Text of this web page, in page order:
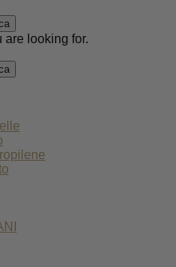
are looking for.